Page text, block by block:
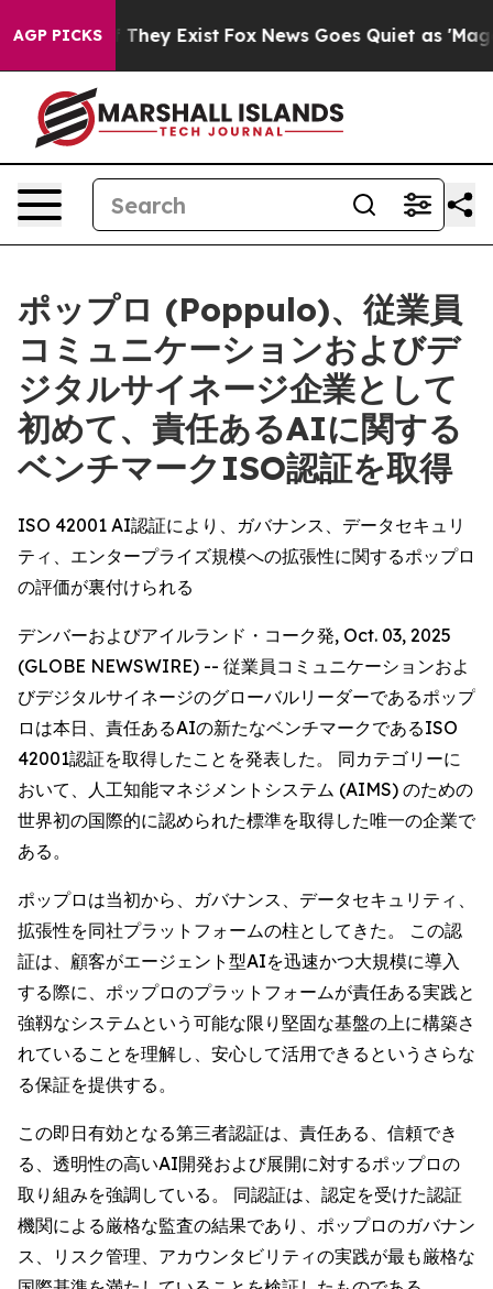
AGP PICKS
Proof They Exist Fox News Goes Quiet as 'Maga
ポップロ (Poppulo)、従業員
コミュニケーションおよびデ
ジタルサイネージ企業として
初めて、責任あるAIに関する
ベンチマークISO認証を取得
ISO 42001 AI認証により、ガバナンス、データセキュリ
ティ、エンタープライズ規模への拡張性に関するポップロ
の評価が裏付けられる
デンバーおよびアイルランド・コーク発, Oct. 03, 2025
(GLOBE NEWSWIRE) -- 従業員コミュニケーションおよ
びデジタルサイネージのグローバルリーダーであるポップ
ロは本日、責任あるAIの新たなベンチマークであるISO
42001認証を取得したことを発表した。 同カテゴリーに
おいて、人工知能マネジメントシステム (AIMS) のための
世界初の国際的に認められた標準を取得した唯一の企業で
ある。
ポップロは当初から、ガバナンス、データセキュリティ、
拡張性を同社プラットフォームの柱としてきた。 この認
証は、顧客がエージェント型AIを迅速かつ大規模に導入
する際に、ポップロのプラットフォームが責任ある実践と
強靱なシステムという可能な限り堅固な基盤の上に構築さ
れていることを理解し、安心して活用できるというさらな
る保証を提供する。
この即日有効となる第三者認証は、責任ある、信頼でき
る、透明性の高いAI開発および展開に対するポップロの
取り組みを強調している。 同認証は、認定を受けた認証
機関による厳格な監査の結果であり、ポップロのガバナン
ス、リスク管理、アカウンタビリティの実践が最も厳格な